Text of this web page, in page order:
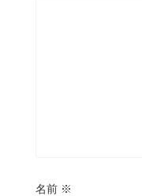
名前 ※